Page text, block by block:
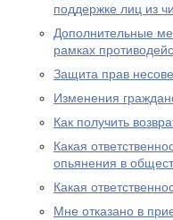
поддержке лиц из
Дополнительные
рамках
Защита прав
Изменения
Как получить
Какая
опьянения в
Какая
Мне отказано в